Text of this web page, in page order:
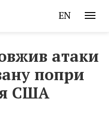
EN
атаки
попри
США